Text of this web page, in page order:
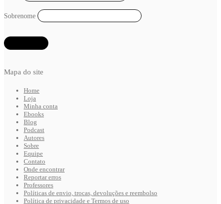
Mapa do site
Home
Loja
Minha conta
Ebooks
Blog
Podcast
Autores
Sobre
Equipe
Contato
Onde encontrar
Reportar erros
Professores
Políticas de envio, trocas, devoluções e reembolso
Política de privacidade e Termos de uso
Sobrenome